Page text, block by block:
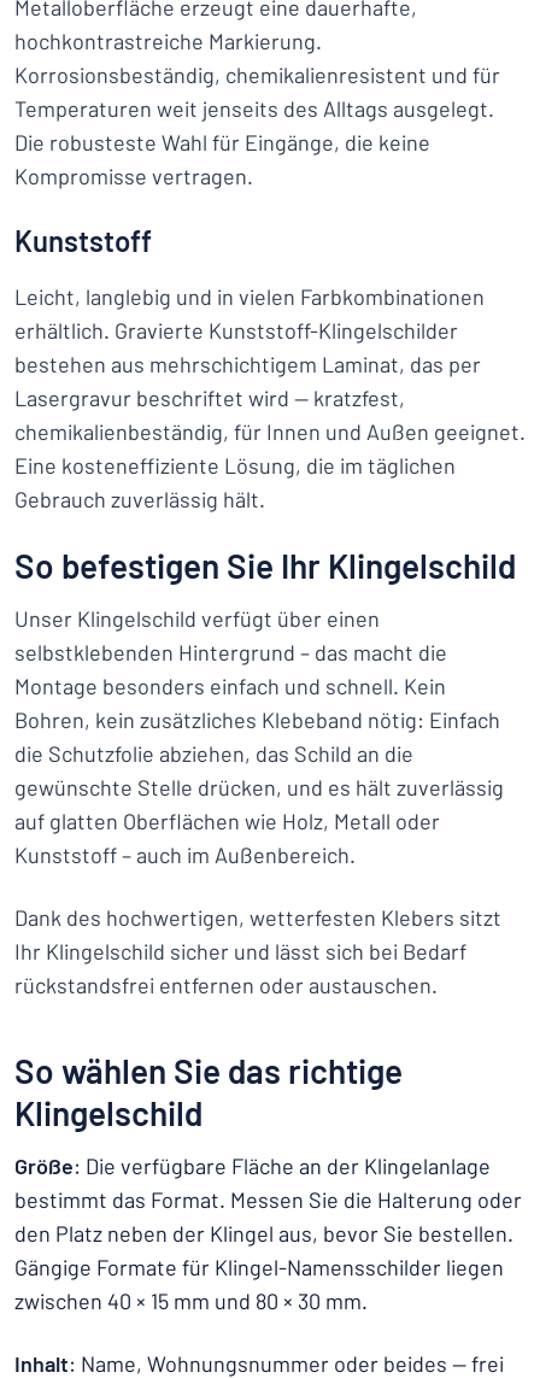
Metalloberfläche erzeugt eine dauerhafte,
hochkontrastreiche Markierung.
Korrosionsbeständig, chemikalienresistent und für
Temperaturen weit jenseits des Alltags ausgelegt.
Die robusteste Wahl für Eingänge, die keine
Kompromisse vertragen.
Kunststoff
Leicht, langlebig und in vielen Farbkombinationen
erhältlich. Gravierte Kunststoff-Klingelschilder
bestehen aus mehrschichtigem Laminat, das per
Lasergravur beschriftet wird — kratzfest,
chemikalienbeständig, für Innen und Außen geeignet.
Eine kosteneffiziente Lösung, die im täglichen
Gebrauch zuverlässig hält.
So befestigen Sie Ihr Klingelschild
Unser Klingelschild verfügt über einen
selbstklebenden Hintergrund – das macht die
Montage besonders einfach und schnell. Kein
Bohren, kein zusätzliches Klebeband nötig: Einfach
die Schutzfolie abziehen, das Schild an die
gewünschte Stelle drücken, und es hält zuverlässig
auf glatten Oberflächen wie Holz, Metall oder
Kunststoff – auch im Außenbereich.
Dank des hochwertigen, wetterfesten Klebers sitzt
Ihr Klingelschild sicher und lässt sich bei Bedarf
rückstandsfrei entfernen oder austauschen.
So wählen Sie das richtige
Klingelschild
Größe: Die verfügbare Fläche an der Klingelanlage
bestimmt das Format. Messen Sie die Halterung oder
den Platz neben der Klingel aus, bevor Sie bestellen.
Gängige Formate für Klingel-Namensschilder liegen
zwischen 40 × 15 mm und 80 × 30 mm.
Inhalt: Name, Wohnungsnummer oder beides — frei